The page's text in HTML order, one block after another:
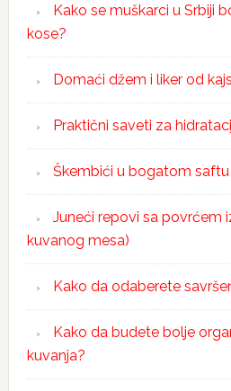
Kako se muškarci u Srbiji
kose?
Domaći džem i liker od
Praktični saveti za
Škembići u bogatom
Juneći repovi sa povrćem
kuvanog mesa)
Kako da odaberete
Kako da budete bolje
kuvanja?